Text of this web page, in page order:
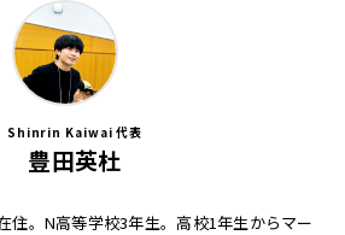
Shinrin Kaiwai 代表
豊田英杜
住。N高等学校3年生。高校1年生からマー